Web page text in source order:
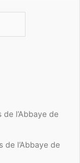
de l’Abbaye de
de l’Abbaye de